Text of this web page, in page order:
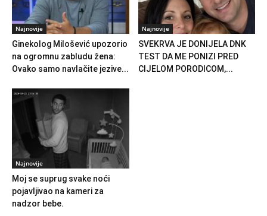
Najnovije
Ginekolog Milošević upozorio
na ogromnu zabludu žena:
Ovako samo navlačite jezive...
Najnovije
SVEKRVA JE DONIJELA DNK
TEST DA ME PONIZI PRED
CIJELOM PORODICOM,...
Najnovije
Moj se suprug svake noći
pojavljivao na kameri za
nadzor bebe.